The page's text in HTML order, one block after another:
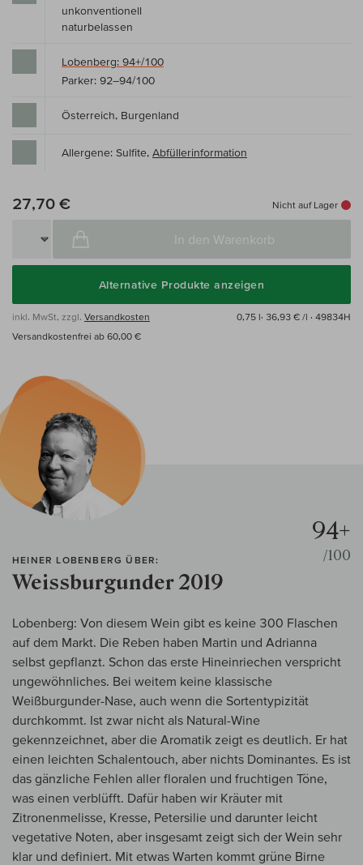
unkonventionell
naturbelassen
Lobenberg: 94+/100
Parker: 92–94/100
Österreich, Burgenland
Allergene: Sulfite, Abfüllerinformation
27,70 € Nicht auf Lager
In den Warenkorb
Alternative Produkte anzeigen
inkl. MwSt, zzgl. Versandkosten 0,75 l· 36,93 € /l · 49834H
Versandkostenfrei ab 60,00 €
HEINER LOBENBERG ÜBER:
Weissburgunder 2019
94+
/100
Lobenberg: Von diesem Wein gibt es keine 300 Flaschen
auf dem Markt. Die Reben haben Martin und Adrianna
selbst gepflanzt. Schon das erste Hineinriechen verspricht
ungewöhnliches. Bei weitem keine klassische
Weißburgunder-Nase, auch wenn die Sortentypizität
durchkommt. Ist zwar nicht als Natural-Wine
gekennzeichnet, aber die Aromatik zeigt es deutlich. Er hat
einen leichten Schalentouch, aber nichts Dominantes. Es ist
das gänzliche Fehlen aller floralen und fruchtigen Töne,
was einen verblüfft. Dafür haben wir Kräuter mit
Zitronenmelisse, Kresse, Petersilie und darunter leicht
vegetative Noten, aber insgesamt zeigt sich der Wein sehr
klar und definiert. Mit etwas Warten kommt grüne Birne